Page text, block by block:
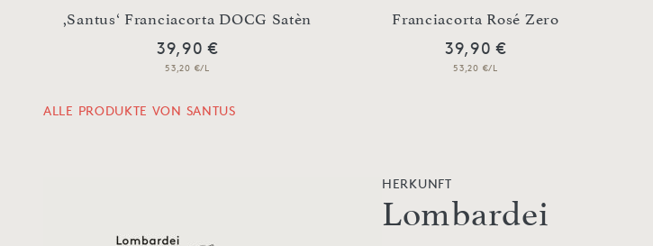
,Santus‘ Franciacorta DOCG Satèn
39,90 €
53,20 €/L
Franciacorta Rosé Zero
39,90 €
53,20 €/L
ALLE PRODUKTE VON SANTUS
HERKUNFT
Lombardei